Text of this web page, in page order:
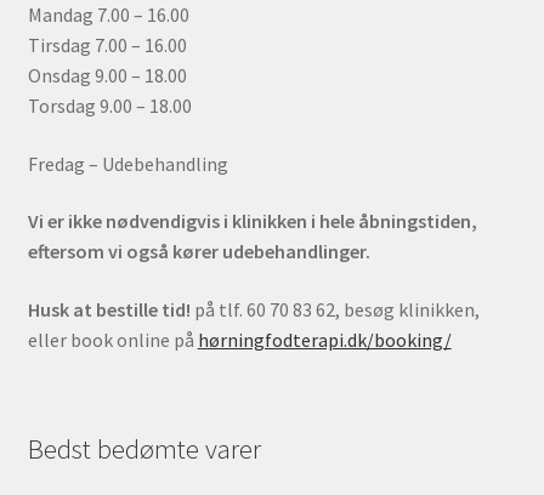
Mandag 7.00 – 16.00
Tirsdag 7.00 – 16.00
Onsdag 9.00 – 18.00
Torsdag 9.00 – 18.00
Fredag – Udebehandling
Vi er ikke nødvendigvis i klinikken i hele åbningstiden,
eftersom vi også kører udebehandlinger.
Husk at bestille tid! på tlf. 60 70 83 62, besøg klinikken,
eller book online på hørningfodterapi.dk/booking/
Bedst bedømte varer